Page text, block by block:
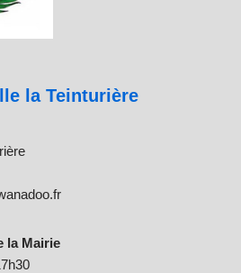
la Teinturière
la Mairie